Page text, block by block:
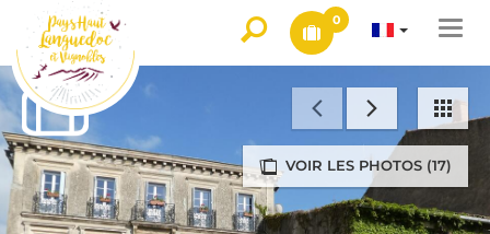
0
VOIR LES PHOTOS (17)